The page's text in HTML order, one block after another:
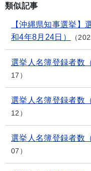
類似記事
【沖縄県知事選挙】
和4年8月24日）
選挙人名簿登録者数
17
選挙人名簿登録者数
12
選挙人名簿登録者数
07